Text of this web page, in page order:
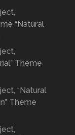
“Natural
Theme
“Natural
Theme